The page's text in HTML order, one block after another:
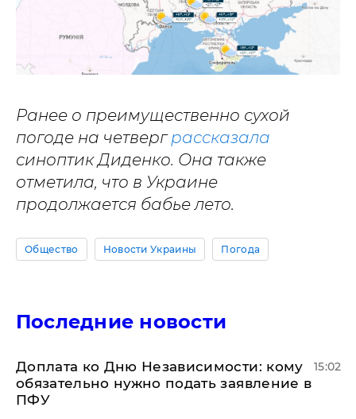
Ранее о преимущественно сухой
погоде на четверграссказала
синоптик Диденко. Она также
отметила, что в Украине
продолжается бабье лето.
Общество Новости Украины Погода
Последние новости
Доплата ко Дню Независимости: кому
обязательно нужно подать заявление в
ПФУ
15:02